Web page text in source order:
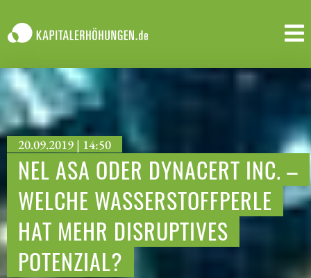
20.09.2019 | 14:50
NEL ASA ODER DYNACERT INC. –
WELCHE WASSERSTOFFPERLE
HAT MEHR DISRUPTIVES
POTENZIAL?